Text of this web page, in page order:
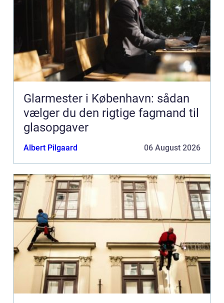
Glarmester i København: sådan
vælger du den rigtige fagmand til
glasopgaver
Albert Pilgaard 06 August 2026